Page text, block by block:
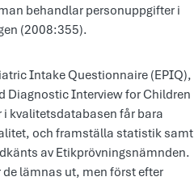
behandlar personuppgifter i
(2008:355).
Intake Questionnaire (EPIQ),
Diagnostic Interview for Children
kvalitetsdatabasen får bara
och framställa statistik samt
av Etikprövningsnämnden.
lämnas ut, men först efter